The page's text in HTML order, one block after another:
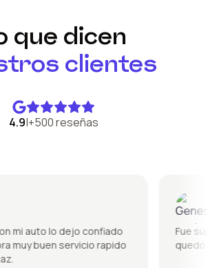
que dicen
clientes
4.9|+500 reseñas
auto lo dejo confiado
buen servicio rapido
Fue
quedó